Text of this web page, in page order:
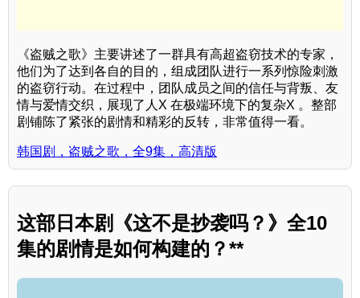
《盗贼之歌》主要讲述了一群具有高超盗窃技术的专家，
他们为了达到各自的目的，组成团队进行一系列惊险刺激
的盗窃行动。在过程中，团队成员之间的信任与背叛、友
情与爱情交织，展现了人X 在极端环境下的复杂X 。整部
剧铺陈了紧张的剧情和精彩的反转，非常值得一看。
韩国剧，盗贼之歌，全9集，高清版
这部日本剧《这不是抄袭吗？》全10
集的剧情是如何构建的？**